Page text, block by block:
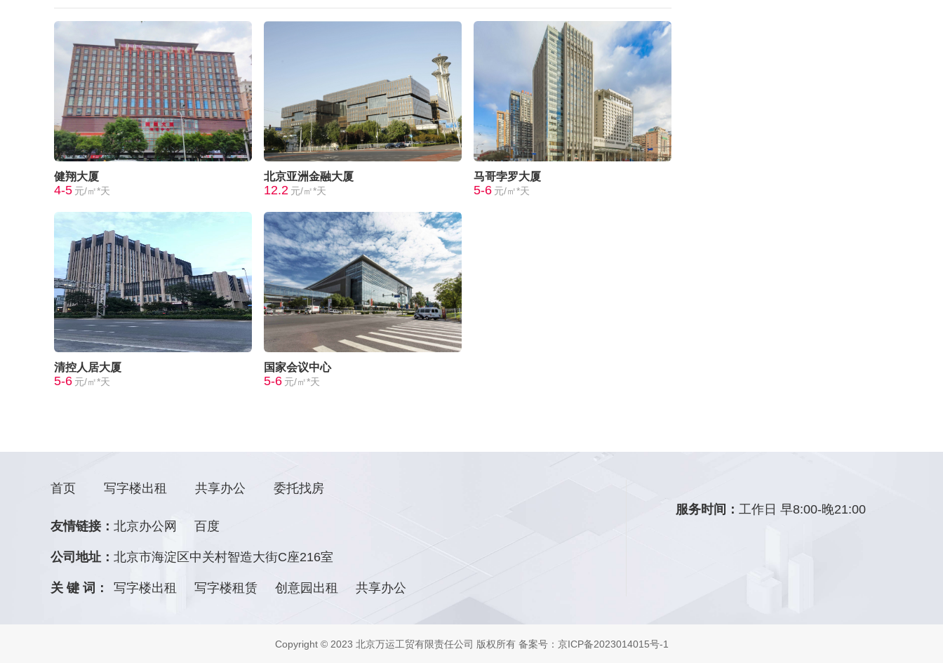
健翔大厦
4-5 元/㎡*天
北京亚洲金融大厦
12.2 元/㎡*天
马哥孛罗大厦
5-6 元/㎡*天
清控人居大厦
5-6 元/㎡*天
国家会议中心
5-6 元/㎡*天
首页 写字楼出租 共享办公 委托找房
友情链接： 北京办公网 百度
公司地址： 北京市海淀区中关村智造大街C座216室
关 键 词： 写字楼出租 写字楼租赁 创意园出租 共享办公
服务时间：工作日 早8:00-晚21:00
Copyright © 2023 北京万运工贸有限责任公司 版权所有 备案号：京ICP备2023014015号-1